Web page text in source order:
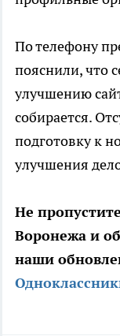
По телефону
пояснили, что
улучшению
собирается.
подготовку к
улучшения
Не
Воронежа и
наши